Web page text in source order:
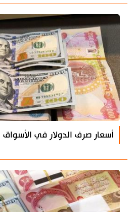
أسعار صرف الدولار في الأسواق